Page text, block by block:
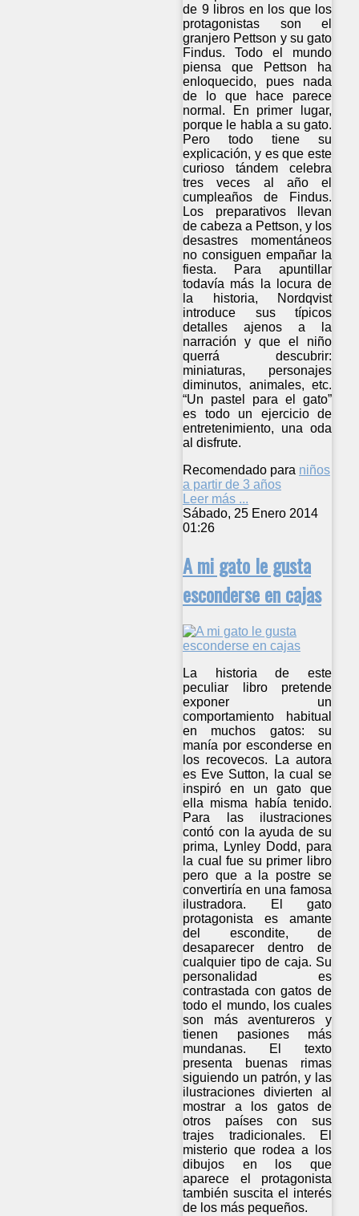
de 9 libros en los que los
protagonistas son el
granjero Pettson y su gato
Findus. Todo el mundo
piensa que Pettson ha
enloquecido, pues nada
de lo que hace parece
normal. En primer lugar,
porque le habla a su gato.
Pero todo tiene su
explicación, y es que este
curioso tándem celebra
tres veces al año el
cumpleaños de Findus.
Los preparativos llevan
de cabeza a Pettson, y los
desastres momentáneos
no consiguen empañar la
fiesta. Para apuntillar
todavía más la locura de
la historia, Nordqvist
introduce sus típicos
detalles ajenos a la
narración y que el niño
querrá descubrir:
miniaturas, personajes
diminutos, animales, etc.
“Un pastel para el gato”
es todo un ejercicio de
entretenimiento, una oda
al disfrute.
Recomendado para niños
a partir de 3 años
Leer más ...
Sábado, 25 Enero 2014
01:26
A mi gato le gusta
esconderse en cajas
La historia de este
peculiar libro pretende
exponer un
comportamiento habitual
en muchos gatos: su
manía por esconderse en
los recovecos. La autora
es Eve Sutton, la cual se
inspiró en un gato que
ella misma había tenido.
Para las ilustraciones
contó con la ayuda de su
prima, Lynley Dodd, para
la cual fue su primer libro
pero que a la postre se
convertiría en una famosa
ilustradora. El gato
protagonista es amante
del escondite, de
desaparecer dentro de
cualquier tipo de caja. Su
personalidad es
contrastada con gatos de
todo el mundo, los cuales
son más aventureros y
tienen pasiones más
mundanas. El texto
presenta buenas rimas
siguiendo un patrón, y las
ilustraciones divierten al
mostrar a los gatos de
otros países con sus
trajes tradicionales. El
misterio que rodea a los
dibujos en los que
aparece el protagonista
también suscita el interés
de los más pequeños.